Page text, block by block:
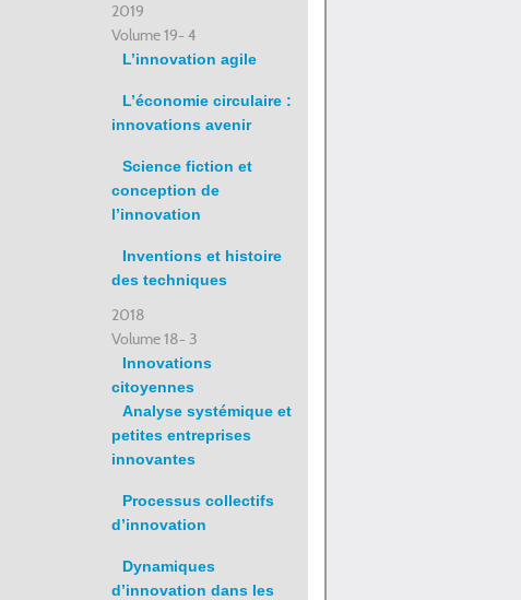
2019
Volume 19- 4
L’innovation agile
L’économie circulaire :
innovations avenir
Science fiction et
conception de
l’innovation
Inventions et histoire
des techniques
2018
Volume 18- 3
Innovations
citoyennes
Analyse systémique et
petites entreprises
innovantes
Processus collectifs
d’innovation
Dynamiques
d’innovation dans les